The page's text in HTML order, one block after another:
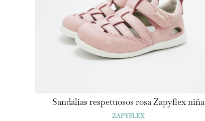
Sandalias respetuosos rosa Zapyflex niña
ZAPYFLEX